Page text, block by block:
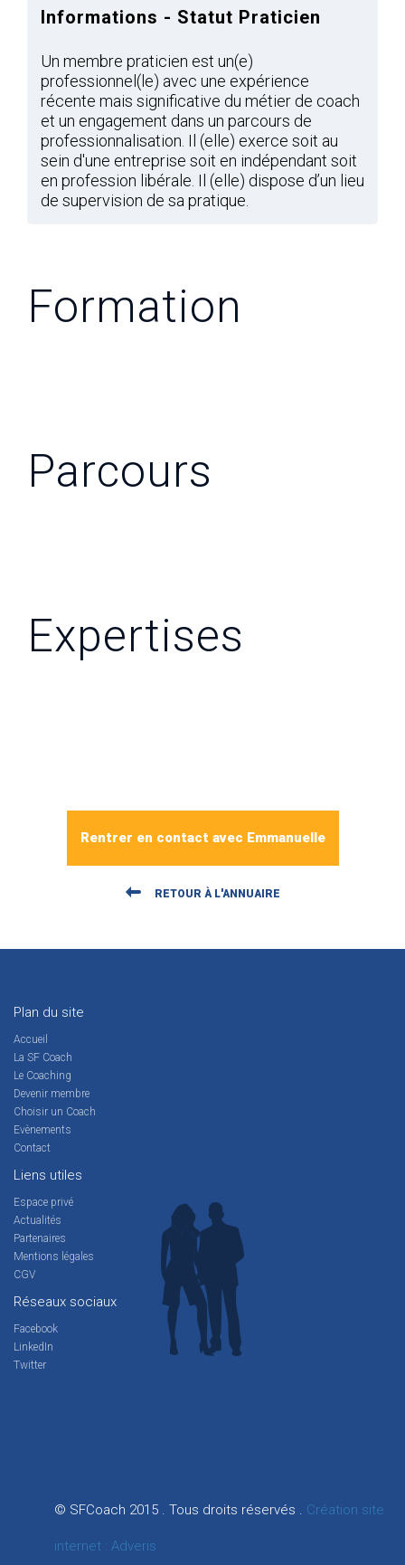
Informations - Statut Praticien
Un membre praticien est un(e)
professionnel(le) avec une expérience
récente mais significative du métier de coach
et un engagement dans un parcours de
professionnalisation. Il (elle) exerce soit au
sein d'une entreprise soit en indépendant soit
en profession libérale. Il (elle) dispose d’un lieu
de supervision de sa pratique.
Formation
Parcours
Expertises
Rentrer en contact avec Emmanuelle
RETOUR À L'ANNUAIRE
Plan du site
Accueil
La SF Coach
Le Coaching
Devenir membre
Choisir un Coach
Evènements
Contact
Liens utiles
Espace privé
Actualités
Partenaires
Mentions légales
CGV
Réseaux sociaux
Facebook
LinkedIn
Twitter
© SFCoach 2015 . Tous droits réservés . Création site
internet : Adveris